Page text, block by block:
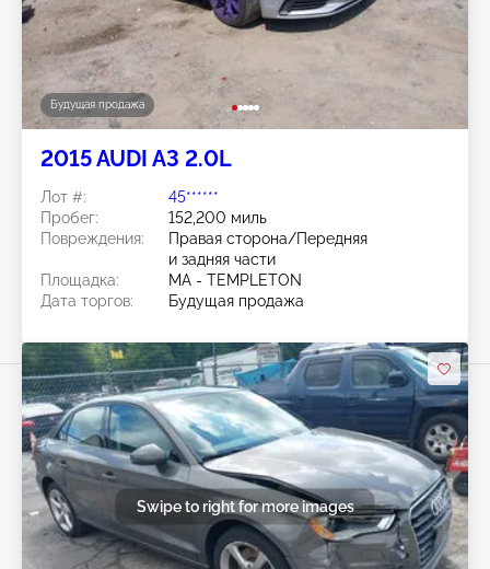
Будущая продажа
2015 AUDI A3 2.0L
Лот #:
45******
Пробег:
152,200 миль
Повреждения:
Правая сторона/Передняя
и задняя части
Площадка:
MA - TEMPLETON
Дата торгов:
Будущая продажа
Swipe to right for more images